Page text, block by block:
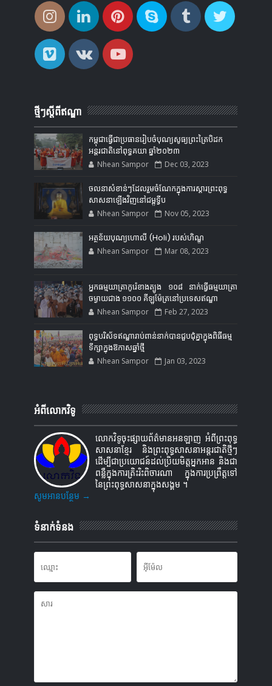
ថ្មីៗស្តីពីឥណ្ឌា
កម្ពុជាធ្វើជាប្រធានរៀបចំបុណ្យសូធ្យព្រះត្រៃបិដក
អន្តរជាតិនៅពុទ្ធគយា ឆ្នាំ២០២៣
Nhean Sampor Dec 03, 2023
ចលនាសំខាន់ៗដែលរួមចំណែកក្នុងការស្ដារព្រះពុទ្ធ
សាសនាឡើងវិញនៅជម្ពូទ្វីប
Nhean Sampor Nov 05, 2023
អត្ថន័យបុណ្យហោលី (Holi) របស់ហិណ្ឌូ
Nhean Sampor Mar 08, 2023
អ្នកធម្មយាត្រាកូរ៉េខាងត្បូង ១០៨ នាក់ធ្វើធម្មយាត្រា
ចម្ងាយជាង ១១០០ គីឡូម៉ែត្រនៅប្រទេសឥណ្ឌា
Nhean Sampor Feb 27, 2023
ពុទ្ធបរិស័ទឥណ្ឌារាប់ពាន់នាក់បានជួបជុំគ្នាក្នុងពិធីធម្ម
ទីក្សាក្នុងឱកាសឆ្នាំថ្មី
Nhean Sampor Jan 03, 2023
អំពីលោកវិទូ
លោកវិទូចុះផ្សាយព័ត៌មានអនឡាញ អំពីព្រះពុទ្ធ
សាសនាខ្មែរ និងព្រះពុទ្ធសាសនាអន្តរជាតិថ្មីៗ
ដើម្បីជាប្រយោជន៍ដល់ប្រិយមិត្តអ្នកអាន និងជា
ពន្លឺក្នុងការត្រិះរិះពិចារណា ក្នុងការប្រព្រឹត្តទៅ
នៃព្រះពុទ្ធសាសនាក្នុងសង្គម ។
សូមអានបន្ថែម →
ទំនាក់ទំនង